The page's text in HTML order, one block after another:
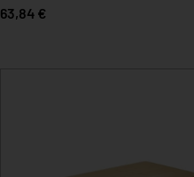
63,84 €